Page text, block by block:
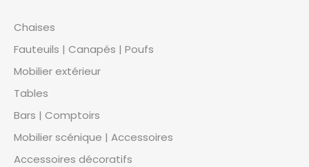
Chaises
Fauteuils | Canapés | Poufs
Mobilier extérieur
Tables
Bars | Comptoirs
Mobilier scénique | Accessoires
Accessoires décoratifs